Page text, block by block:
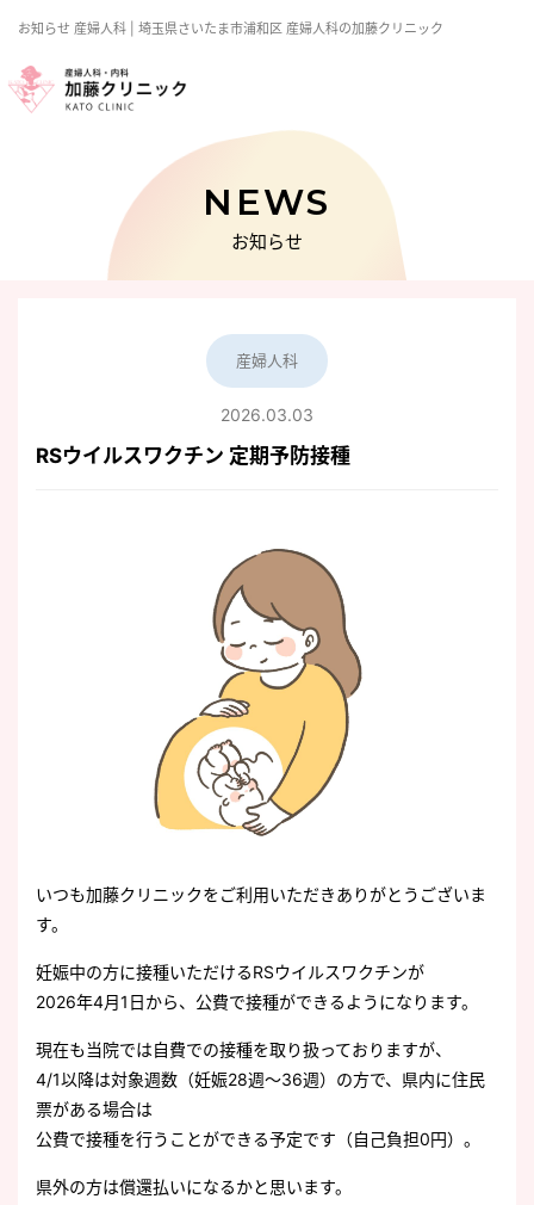
お知らせ 産婦人科 | 埼玉県さいたま市浦和区 産婦人科の加藤クリニック
NEWS
お知らせ
産婦人科
2026.03.03
RSウイルスワクチン 定期予防接種
いつも加藤クリニックをご利用いただきありがとうございま
す。
妊娠中の方に接種いただけるRSウイルスワクチンが
2026年4月1日から、公費で接種ができるようになります。
現在も当院では自費での接種を取り扱っておりますが、
4/1以降は対象週数（妊娠28週～36週）の方で、県内に住民
票がある場合は
公費で接種を行うことができる予定です（自己負担0円）。
県外の方は償還払いになるかと思います。